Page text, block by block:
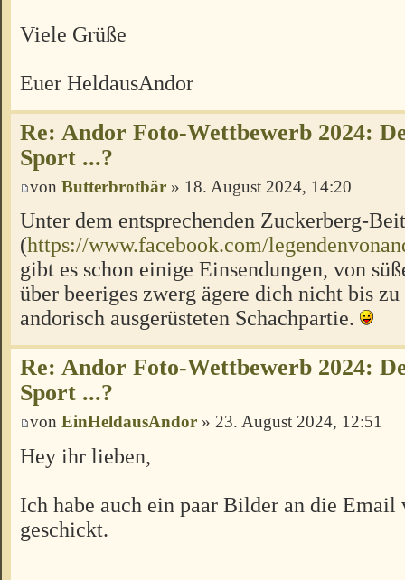
Viele Grüße
Euer HeldausAndor
Re: Andor Foto-Wettbewerb 2024:
Sport ...?
von Butterbrotbär » 18. August 2024, 14:20
Unter dem entsprechenden Zuckerberg-
(https://www.facebook.com/
gibt es schon einige Einsendungen, von
über beeriges zwerg ägere dich nicht bis
andorisch ausgerüsteten Schachpartie.
Re: Andor Foto-Wettbewerb 2024:
Sport ...?
von EinHeldausAndor » 23. August 2024, 12:51
Hey ihr lieben,
Ich habe auch ein paar Bilder an die Email
geschickt.